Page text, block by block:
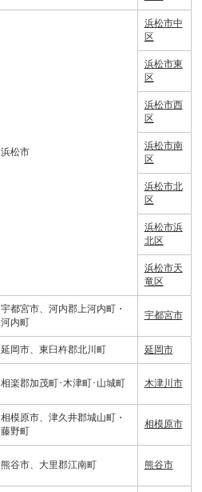
浜松市
浜松市中
区
浜松市東
区
浜松市西
区
浜松市南
区
浜松市北
区
浜松市浜
北区
浜松市天
竜区
宇都宮市、河内郡上河内町・
河内町
宇都宮市
延岡市、東臼杵郡北川町 延岡市
相楽郡加茂町･木津町･山城町 木津川市
相模原市、津久井郡城山町・
藤野町
相模原市
熊谷市、大里郡江南町 熊谷市